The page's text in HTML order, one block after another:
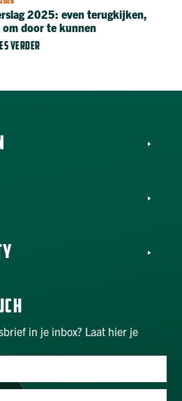
2025: even terugkijken,
om door te kunnen
VERDER
in je inbox? Laat hier je